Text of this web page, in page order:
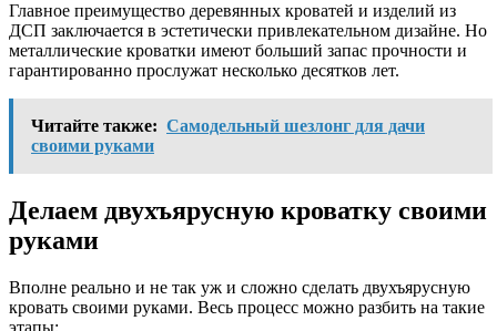
Главное преимущество деревянных кроватей и изделий из
ДСП заключается в эстетически привлекательном дизайне. Но
металлические кроватки имеют больший запас прочности и
гарантированно прослужат несколько десятков лет.
Читайте также: Самодельный шезлонг для дачи
своими руками
Делаем двухъярусную кроватку своими
руками
Вполне реально и не так уж и сложно сделать двухъярусную
кровать своими руками. Весь процесс можно разбить на такие